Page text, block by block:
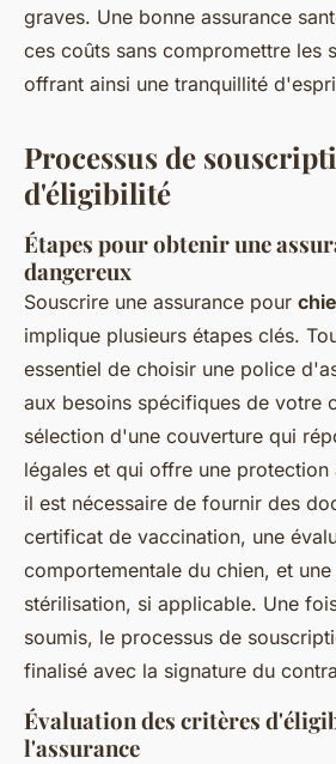
graves. Une bonne assurance
ces coûts sans compromettre les
offrant ainsi une tranquillité
Processus de
d'éligibilité
Étapes pour obtenir une
dangereux
Souscrire une assurance pour
implique plusieurs étapes clés.
essentiel de choisir une police
aux besoins spécifiques de votre
sélection d'une couverture qui
légales et qui offre une protection
il est nécessaire de fournir des
certificat de vaccination, une
comportementale du chien, et
stérilisation, si applicable. Une
soumis, le processus de
finalisé avec la signature du
Évaluation des critères
l'assurance